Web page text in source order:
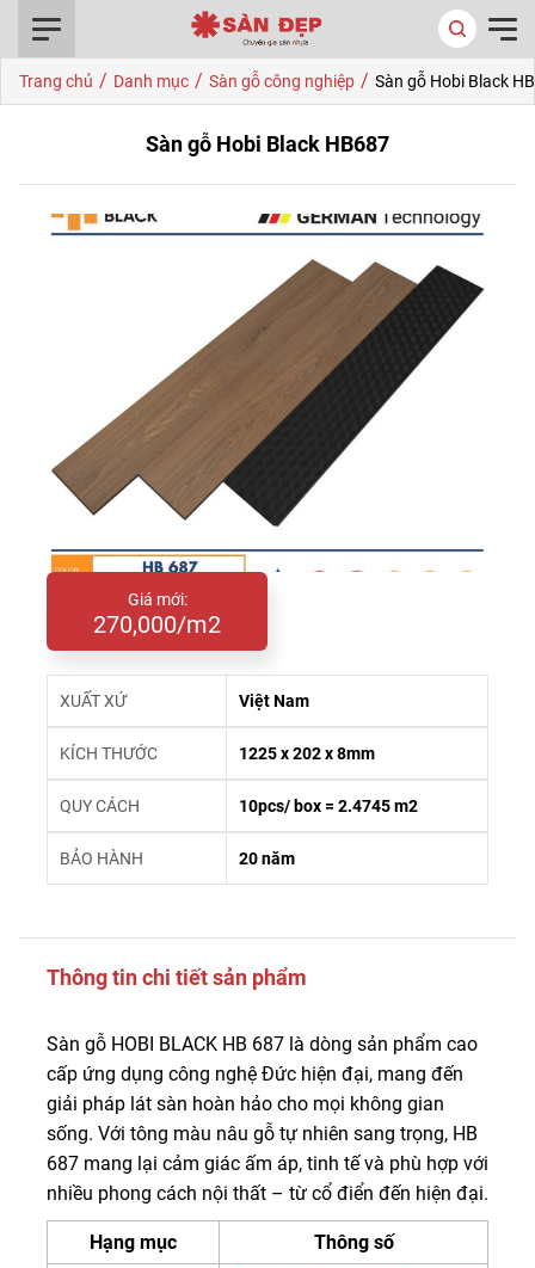
Trang chủ / Danh mục / Sàn gỗ công nghiệp / Sàn gỗ Hobi Black
Sàn gỗ Hobi Black HB687
Giá mới:
270,000/m2
XUẤT XỨ Việt Nam
KÍCH THƯỚC 1225 x 202 x 8mm
QUY CÁCH 10pcs/ box = 2.4745 m2
BẢO HÀNH 20 năm
Thông tin chi tiết sản phẩm
Sàn gỗ HOBI BLACK HB 687 là dòng sản phẩm cao
cấp ứng dụng công nghệ Đức hiện đại, mang đến
giải pháp lát sàn hoàn hảo cho mọi không gian
sống. Với tông màu nâu gỗ tự nhiên sang trọng, HB
687 mang lại cảm giác ấm áp, tinh tế và phù hợp với
nhiều phong cách nội thất – từ cổ điển đến hiện đại.
Hạng mục Thông số